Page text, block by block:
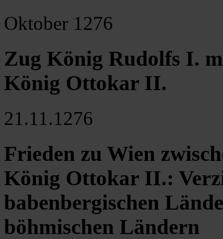
Oktober 1276
Zug König Rudolfs I.
König Ottokar II.
21.11.1276
Frieden zu Wien
König Ottokar II.:
babenbergischen
böhmischen Ländern